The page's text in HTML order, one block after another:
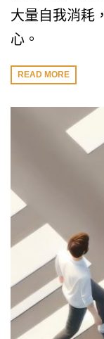
大量自我消耗
心。
READ MORE